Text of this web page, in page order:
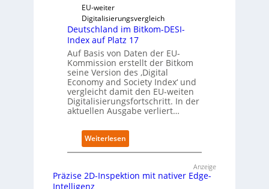
i
v
e
r
E
d
g
e
-
n
t
e
l
i
g
i
s
e
r
ö
f
f
e
t
n
u
EU-weiter
Digitalisierungsvergleich
Deutschland im Bitkom-DESI-
Index auf Platz 17
Auf Basis von Daten der EU-
Kommission erstellt der Bitkom
seine Version des ‚Digital
Economy and Society Index‘ und
vergleicht damit den EU-weiten
Digitalisierungsfortschritt. In der
aktuellen Ausgabe verliert…
Weiterlesen:
D
u
t
Anzeige
Präzise 2D-Inspektion mit nativer Edge-
Intelligenz